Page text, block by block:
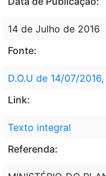
14 de Julho de 2016
Fonte:
D.O.U de 14/07/2016,
Link:
Texto integral
Referenda: